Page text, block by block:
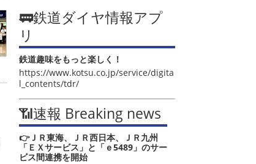
🚃鉄道ダイヤ情報アプ
リ
鉄道趣味をもっと楽しく！
https://www.kotsu.co.jp/service/digita
l_contents/tdr/
📶速報 Breaking news
👉ＪＲ東海、ＪＲ西日本、ＪＲ九州
「ＥＸサービス」と「ｅ5489」のサー
ビス間連携を開始